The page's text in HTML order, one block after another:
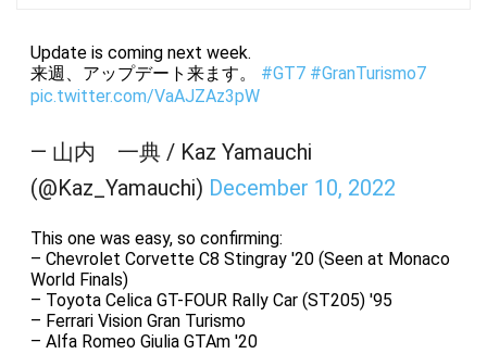
Update is coming next week.
来週、アップデート来ます。 #GT7 #GranTurismo7
pic.twitter.com/VaAJZAz3pW
— 山内 一典 / Kaz Yamauchi
(@Kaz_Yamauchi) December 10, 2022
This one was easy, so confirming:
– Chevrolet Corvette C8 Stingray '20 (Seen at Monaco
World Finals)
– Toyota Celica GT-FOUR Rally Car (ST205) '95
– Ferrari Vision Gran Turismo
– Alfa Romeo Giulia GTAm '20